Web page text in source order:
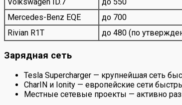
Mercedes-Benz EQE
до 700
Rivian R1T
до 480 (по
Зарядная сеть
Tesla Supercharger — крупнейшая сеть
CharIN и Ionity — европейские сети
Местные сетевые проекты — активно